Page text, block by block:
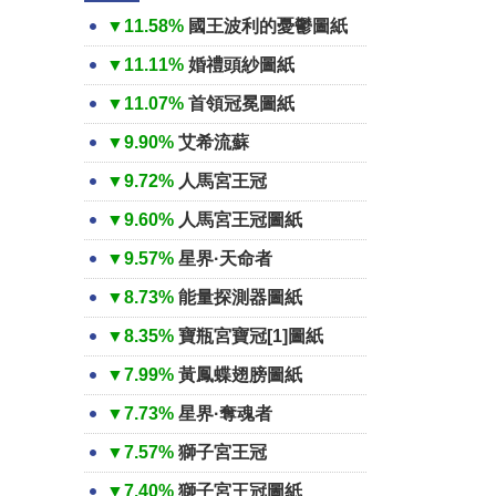
▼11.58% 國王波利的憂鬱圖紙
▼11.11% 婚禮頭紗圖紙
▼11.07% 首領冠冕圖紙
▼9.90% 艾希流蘇
▼9.72% 人馬宮王冠
▼9.60% 人馬宮王冠圖紙
▼9.57% 星界·天命者
▼8.73% 能量探測器圖紙
▼8.35% 寶瓶宮寶冠[1]圖紙
▼7.99% 黃鳳蝶翅膀圖紙
▼7.73% 星界·奪魂者
▼7.57% 獅子宮王冠
▼7.40% 獅子宮王冠圖紙